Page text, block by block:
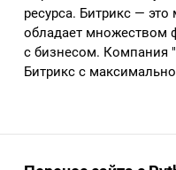
ресурса. Битрикс —
обладает множеством
с бизнесом. Компания
Битрикс с